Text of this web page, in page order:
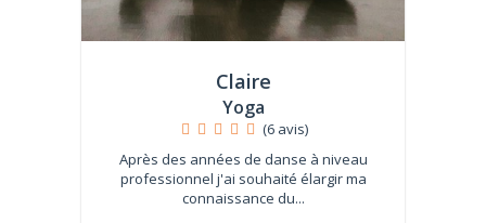
Claire
Yoga
(6 avis)
Après des années de danse à niveau
professionnel j'ai souhaité élargir ma
connaissance du...